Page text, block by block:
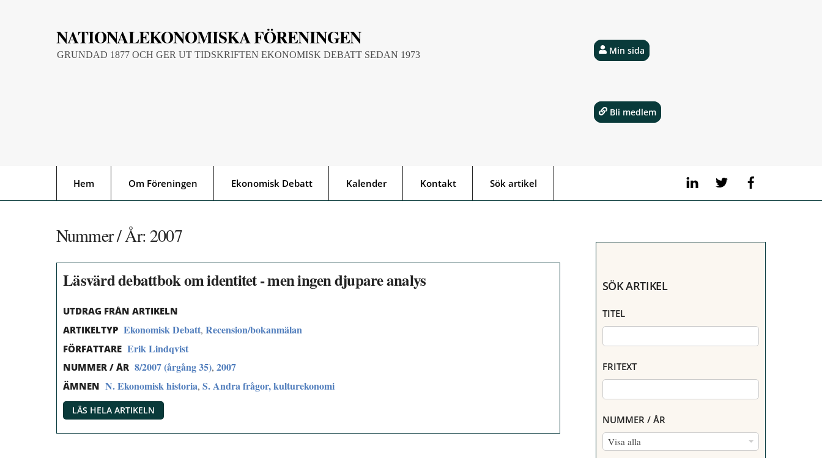
NATIONALEKONOMISKA FÖRENINGEN
GRUNDAD 1877 OCH GER UT TIDSKRIFTEN EKONOMISK DEBATT SEDAN 1973
LinkedIn Twitter
Hem Om Föreningen Ekonomisk Debatt Kalender Kontakt Sök artikel
Min sida
Bli medlem
Nummer / År: 2007
Läsvärd debattbok om identitet - men ingen djupare analys
UTDRAG FRÅN ARTIKELN
ARTIKELTYP Ekonomisk Debatt, Recension/bokanmälan
FÖRFATTARE Erik Lindqvist
NUMMER / ÅR 8/2007 (årgång 35), 2007
ÄMNEN N. Ekonomisk historia, S. Andra frågor, kulturekonomi
LÄS HELA ARTIKELN
SÖK ARTIKEL
TITEL
FRITEXT
NUMMER / ÅR
Visa alla
N